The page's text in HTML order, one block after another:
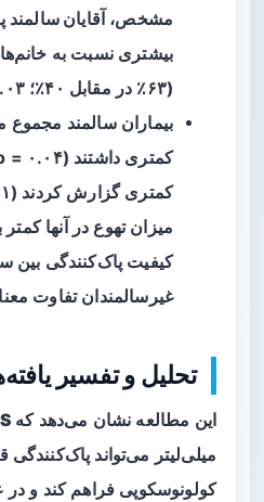
مشخص، آقایان سالمند
بیشتری نسبت به
(۶۳٪ در مقابل ۴۰٪؛ p = ۰.۰۳).
بیماران سالمند
میزان تهوع در آنها
کیفیت پاک‌کنندگی بین
غیرسالمندان تفاوت
تحلیل و تفسیر
این مطالعه نشان می‌دهد که
میلی‌لیتر می‌تواند پاک‌کنندگی
کولونوسکوپی فراهم کند و در